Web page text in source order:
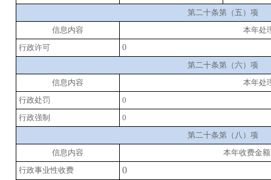
第二十条第（五）项
信息内容
本年处
行政许可
0
第二十条第（六）项
信息内容
本年处
行政处罚
0
行政强制
0
第二十条第（八）项
信息内容
本年收费金
行政事业性收费
0